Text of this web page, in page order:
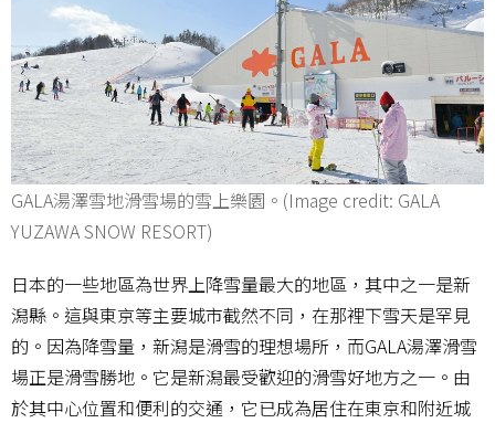
GALA湯澤雪地滑雪場的雪上樂園。(Image credit: GALA
YUZAWA SNOW RESORT)
日本的一些地區為世界上降雪量最大的地區，其中之一是新
潟縣。這與東京等主要城市截然不同，在那裡下雪天是罕見
的。因為降雪量，新潟是滑雪的理想場所，而GALA湯澤滑雪
場正是滑雪勝地。它是新潟最受歡迎的滑雪好地方之一。由
於其中心位置和便利的交通，它已成為居住在東京和附近城